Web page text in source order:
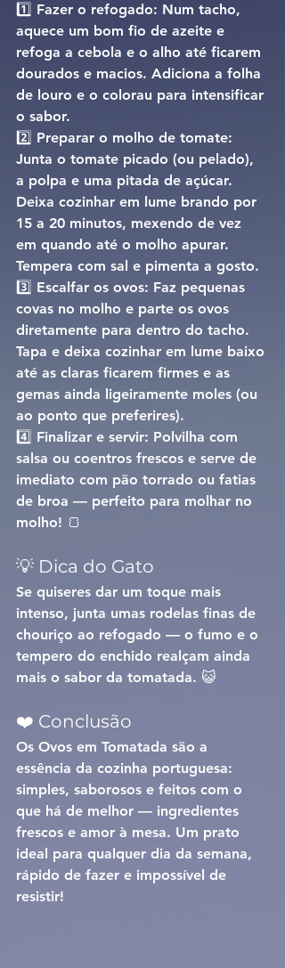
1️⃣ Fazer o refogado: Num tacho,
aquece um bom fio de azeite e
refoga a cebola e o alho até ficarem
dourados e macios. Adiciona a folha
de louro e o colorau para intensificar
o sabor.
2️⃣ Preparar o molho de tomate:
Junta o tomate picado (ou pelado),
a polpa e uma pitada de açúcar.
Deixa cozinhar em lume brando por
15 a 20 minutos, mexendo de vez
em quando até o molho apurar.
Tempera com sal e pimenta a gosto.
3️⃣ Escalfar os ovos: Faz pequenas
covas no molho e parte os ovos
diretamente para dentro do tacho.
Tapa e deixa cozinhar em lume baixo
até as claras ficarem firmes e as
gemas ainda ligeiramente moles (ou
ao ponto que preferires).
4️⃣ Finalizar e servir: Polvilha com
salsa ou coentros frescos e serve de
imediato com pão torrado ou fatias
de broa — perfeito para molhar no
molho! 🍞
💡 Dica do Gato
Se quiseres dar um toque mais
intenso, junta umas rodelas finas de
chouriço ao refogado — o fumo e o
tempero do enchido realçam ainda
mais o sabor da tomatada. 😺
❤️ Conclusão
Os Ovos em Tomatada são a
essência da cozinha portuguesa:
simples, saborosos e feitos com o
que há de melhor — ingredientes
frescos e amor à mesa. Um prato
ideal para qualquer dia da semana,
rápido de fazer e impossível de
resistir!